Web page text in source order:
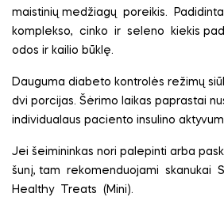
maistinių medžiagų
poreikis.
komplekso,
cinko ir seleno
kiekis
odos ir kailio būklę.
Dauguma diabeto kontrolės režimų
dvi porcijas. Šėrimo laikas paprastai
individualaus paciento insulino
Jei šeimininkas nori palepinti arba
šunį, tam
rekomenduojami skanukai
Healthy
Treats (Mini).